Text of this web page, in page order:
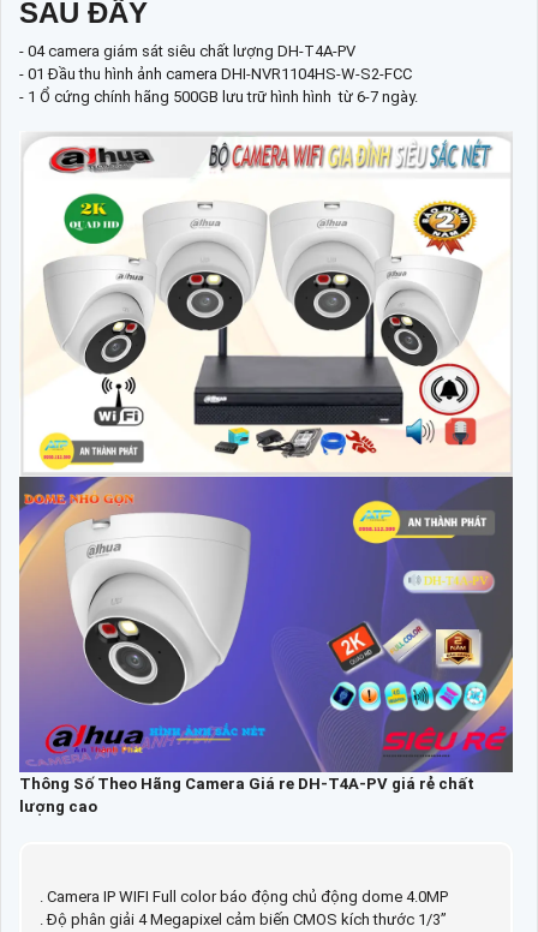
SAU ĐÂY
- 04 camera giám sát siêu chất lượng DH-T4A-PV
- 01 Đầu thu hình ảnh camera DHI-NVR1104HS-W-S2-FCC
- 1 Ổ cứng chính hãng 500GB lưu trữ hình hình từ 6-7 ngày.
Thông Số Theo Hãng Camera Giá re DH-T4A-PV giá rẻ chất
lượng cao
. Camera IP WIFI Full color báo động chủ động dome 4.0MP
. Độ phân giải 4 Megapixel cảm biến CMOS kích thước 1/3”